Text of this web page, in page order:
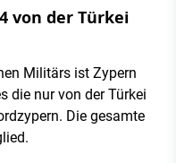
von der Türkei
Militärs ist Zypern
die nur von der Türkei
Die gesamte